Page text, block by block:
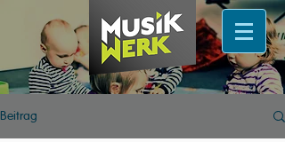
Beitrag